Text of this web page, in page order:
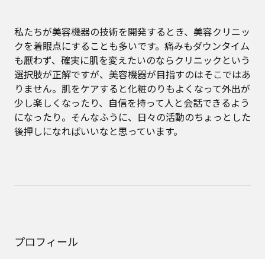
私たちが美容機器の技術を開発するとき、美容クリニッ
クを着眼点にすることも多いです。痛みもダウンタイム
も厭わず、確実に肌を変えたいのならクリニックという
選択肢が正解ですが、美容機器が目指すのはそこではあ
りません。肌をケアすると化粧のりもよくなって外出が
少し楽しくなったり、自信を持って人と会話できるよう
になったり。そんなふうに、日々の活動のちょっとした
後押しになればいいなと思っています。
プロフィール